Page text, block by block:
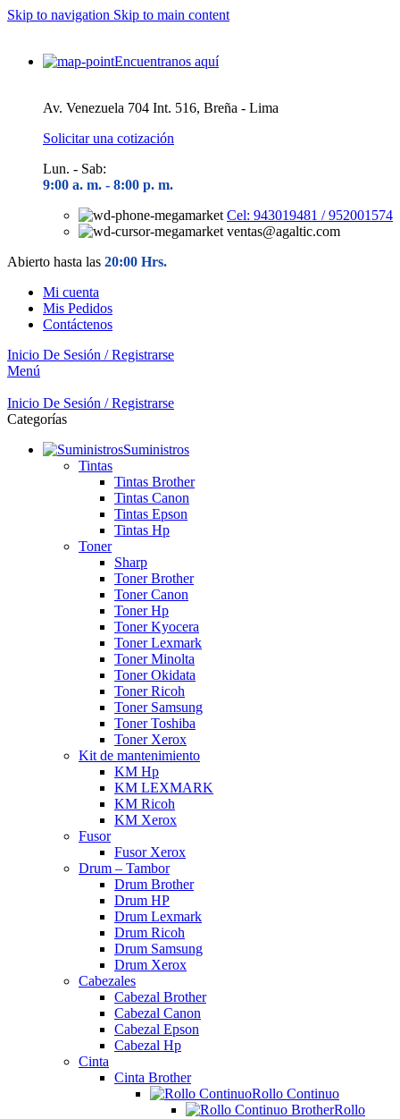
Skip to navigation Skip to main content
Encuentranos aquí
Av. Venezuela 704 Int. 516, Breña - Lima
Solicitar una cotización
Lun. - Sab:
9:00 a. m. - 8:00 p. m.
Cel: 943019481 / 952001574
ventas@agaltic.com
Abierto hasta las 20:00 Hrs.
Mi cuenta
Mis Pedidos
Contáctenos
Inicio De Sesión / Registrarse
Menú
Inicio De Sesión / Registrarse
Categorías
Suministros
Tintas
Tintas Brother
Tintas Canon
Tintas Epson
Tintas Hp
Toner
Sharp
Toner Brother
Toner Canon
Toner Hp
Toner Kyocera
Toner Lexmark
Toner Minolta
Toner Okidata
Toner Ricoh
Toner Samsung
Toner Toshiba
Toner Xerox
Kit de mantenimiento
KM Hp
KM LEXMARK
KM Ricoh
KM Xerox
Fusor
Fusor Xerox
Drum – Tambor
Drum Brother
Drum HP
Drum Lexmark
Drum Ricoh
Drum Samsung
Drum Xerox
Cabezales
Cabezal Brother
Cabezal Canon
Cabezal Epson
Cabezal Hp
Cinta
Cinta Brother
Rollo Continuo
Rollo